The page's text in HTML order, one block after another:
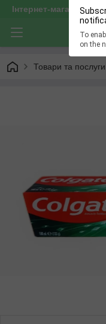
To
on the
Інтернет-магазин
Товари та послуги